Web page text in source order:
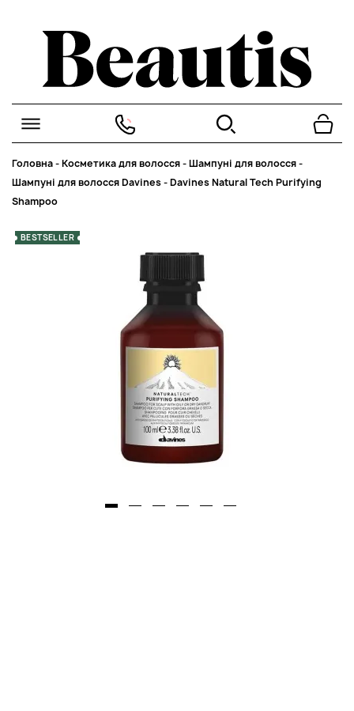
Головна-Косметика для волосся-Шампуні для волосся-
Шампуні для волосся Davines-Davines Natural Tech Purifying
Shampoo
BESTSELLER